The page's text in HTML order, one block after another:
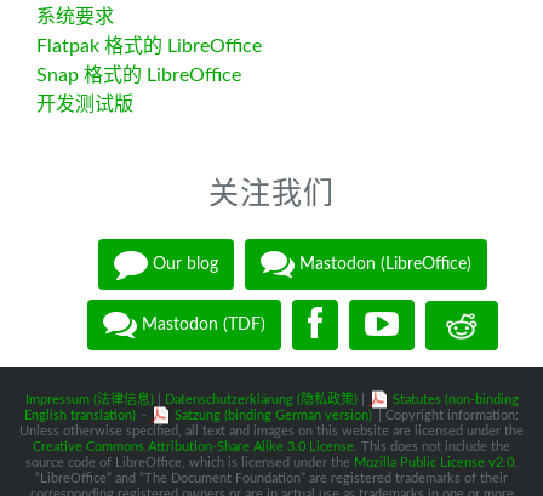
系统要求
Flatpak 格式的 LibreOffice
Snap 格式的 LibreOffice
开发测试版
关注我们
Our blog Mastodon (LibreOffice)
Mastodon (TDF)
Impressum (法律信息)| Datenschutzerklärung (隐私政策)|
Statutes (non-binding
English translation) - Satzung (binding German version)
| Copyright information:
Unless otherwise specified, all text and images on this website are licensed under the
Creative Commons Attribution-Share Alike 3.0 License . This does not include the
source code of LibreOffice, which is licensed under the Mozilla Public License v2.0
“LibreOffice” and “The Document Foundation” are registered trademarks of their